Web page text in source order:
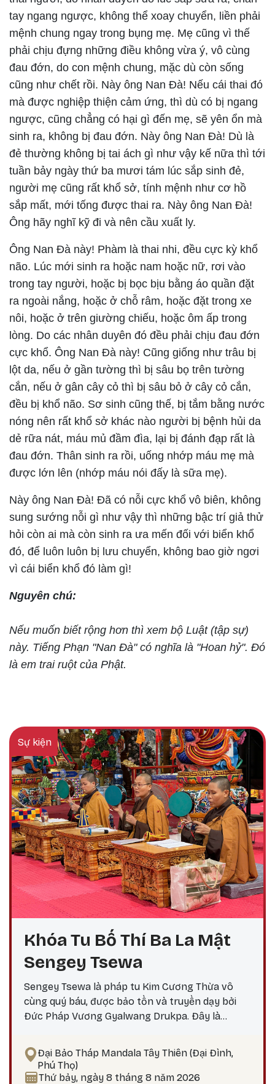
tay ngang ngược, không thể xoay chuyển, liền phải
mệnh chung ngay trong bụng mẹ. Mẹ cũng vì thế
phải chịu đựng những điều không vừa ý, vô cùng
đau đớn, do con mệnh chung, mặc dù còn sống
cũng như chết rồi. Này ông Nan Đà! Nếu cái thai đó
mà được nghiệp thiện cảm ứng, thì dù có bị ngang
ngược, cũng chẳng có hại gì đến mẹ, sẽ yên ổn mà
sinh ra, không bị đau đớn. Này ông Nan Đà! Dù là
đẻ thường không bị tai ách gì như vậy kế nữa thì tới
tuần bảy ngày thứ ba mươi tám lúc sắp sinh đẻ,
người mẹ cũng rất khổ sở, tính mệnh như cơ hồ
sắp mất, mới tống được thai ra. Này ông Nan Đà!
Ông hãy nghĩ kỹ đi và nên cầu xuất ly.
Ông Nan Đà này! Phàm là thai nhi, đều cực kỳ khổ
não. Lúc mới sinh ra hoặc nam hoặc nữ, rơi vào
trong tay người, hoặc bị bọc bịu bằng áo quần đặt
ra ngoài nắng, hoặc ở chỗ râm, hoặc đặt trong xe
nôi, hoặc ở trên giường chiếu, hoặc ôm ấp trong
lòng. Do các nhân duyên đó đều phải chịu đau đớn
cực khổ. Ông Nan Đà này! Cũng giống như trâu bị
lột da, nếu ở gần tường thì bị sâu bọ trên tường
cắn, nếu ở gân cây cỏ thì bị sâu bỏ ở cây cỏ cắn,
đều bị khổ não. Sơ sinh cũng thế, bị tắm bằng nước
nóng nên rất khổ sở khác nào người bị bệnh hủi da
dẻ rữa nát, máu mủ đầm đìa, lại bị đánh đạp rất là
đau đớn. Thân sinh ra rồi, uống nhớp máu mẹ mà
được lớn lên (nhớp máu nói đấy là sữa mẹ).
Này ông Nan Đà! Đã có nỗi cực khổ vô biên, không
sung sướng nỗi gì như vậy thì những bậc trí giả thử
hỏi còn ai mà còn sinh ra ưa mến đối với biển khổ
đó, để luôn luôn bị lưu chuyển, không bao giờ ngơi
vì cái biển khổ đó làm gì!
Nguyên chú:
Nếu muốn biết rộng hơn thì xem bộ Luật (tập sự)
này. Tiếng Phạn "Nan Đà" có nghĩa là "Hoan hỷ". Đó
là em trai ruột của Phật.
Sự kiện
Khóa Tu Bố Thí Ba La Mật
Sengey Tsewa
Sengey Tsewa là pháp tu Kim Cương Thừa vô
cùng quý báu, được bảo tồn và truyền dạy bởi
Đức Pháp Vương Gyalwang Drukpa. Đây là
phiền não bám chấp khổ đau Tích lũy công đức,
hướng tới giác ngộ Tại sao nên thực hành vào
ngày 25? Theo lịch Kim Cương Thừa, ngày 25 là
Đại Bảo Tháp Mandala Tây Thiên (Đại Đình,
Phú Thọ)
Thứ bảy, ngày 8 tháng 8 năm 2026